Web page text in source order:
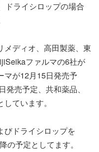
ドライシロップの場合
メディオ、高田製薬、東
ファルマの6社が
マが12月15日発売予
売予定、共和薬品、
ています。
びドライシロップを
の予定としてます。